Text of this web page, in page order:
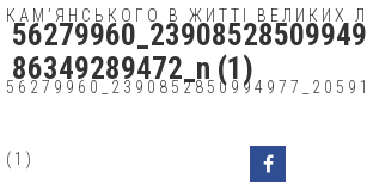
КАМ’ЯНСЬКОГО В ЖИТТІ ВЕЛИКИХ
(1)
86349289472_n (1)